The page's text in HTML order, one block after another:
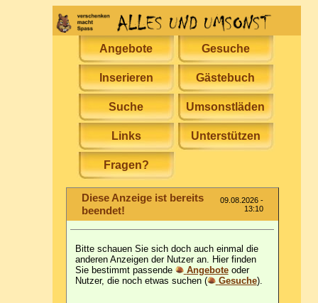
Angebote Gesuche
Inserieren Gästebuch
Suche Umsonstläden
Links Unterstützen
Fragen?
Diese Anzeige ist bereits
beendet!
09.08.2026 -
13:10
Bitte schauen Sie sich doch auch einmal die
anderen Anzeigen der Nutzer an. Hier finden
Sie bestimmt passende
Angeboteoder
Nutzer, die noch etwas suchen (
Gesuche).